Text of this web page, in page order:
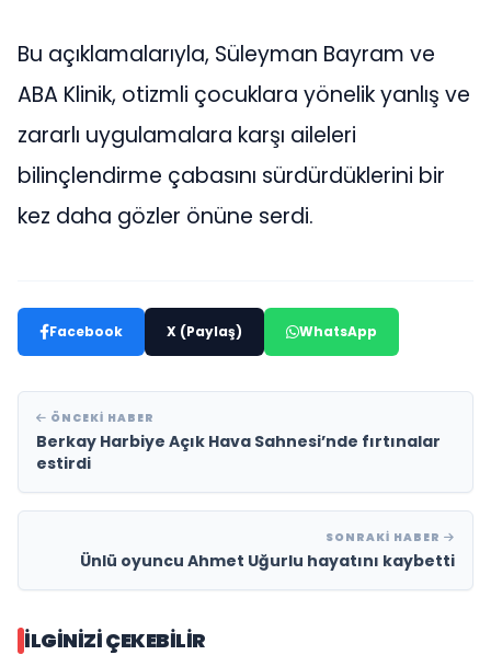
Bu açıklamalarıyla, Süleyman Bayram ve
ABA Klinik, otizmli çocuklara yönelik yanlış ve
zararlı uygulamalara karşı aileleri
bilinçlendirme çabasını sürdürdüklerini bir
kez daha gözler önüne serdi.
Facebook X (Paylaş) WhatsApp
ÖNCEKI HABER
Berkay Harbiye Açık Hava Sahnesi’nde fırtınalar
estirdi
SONRAKI HABER
Ünlü oyuncu Ahmet Uğurlu hayatını kaybetti
İLGINIZI ÇEKEBILIR